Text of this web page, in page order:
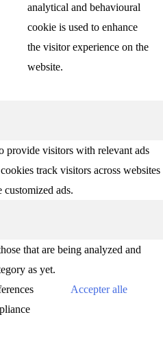
analytical and behavioural
cookie is used to enhance
the visitor experience on the
website.
provide visitors with relevant ads
track visitors across websites
ads.
that are being analyzed and
as yet.
Accepter alle